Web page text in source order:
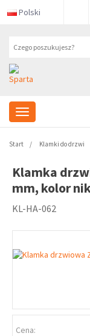
Polski
Start Klamki do drzwi
Klamka
mm, kolor
KL-HA-062
Cena: